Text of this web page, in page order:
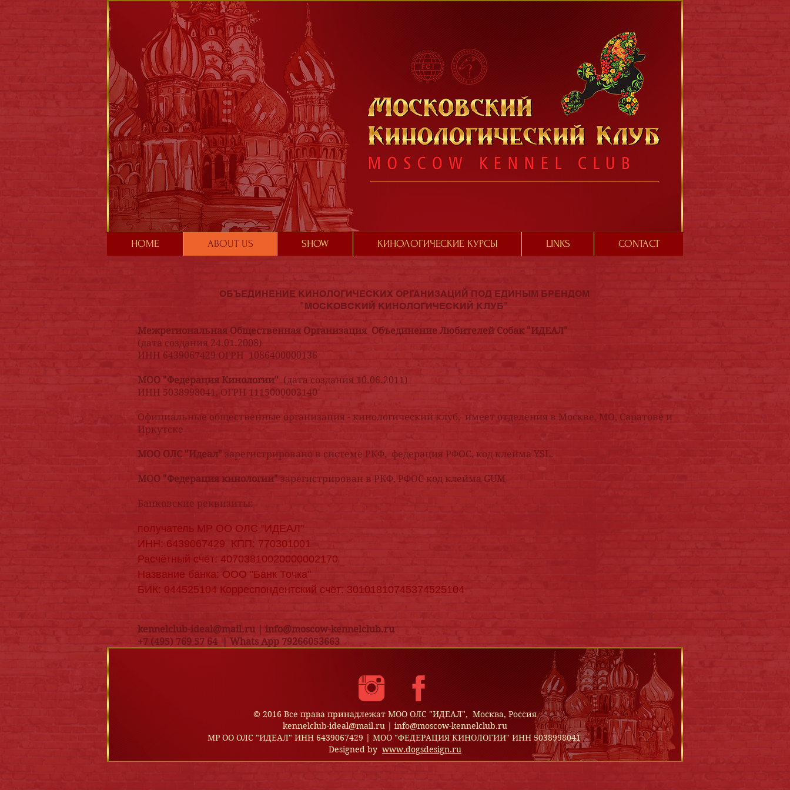
HOME ABOUT US SHOW КИНОЛОГИЧЕСКИЕ КУРСЫ LINKS CONTACT
ОБЪЕДИНЕНИЕ КИНОЛОГИЧЕСКИХ ОРГАНИЗАЦИЙ ПОД ЕДИНЫМ БРЕНДОМ
"МОСКОВСКИЙ КИНОЛОГИЧЕСКИЙ КЛУБ"
Межрегиональная Общественная Организация Объединение Любителей Собак "ИДЕАЛ"
(дата создания 24.01.2008)
ИНН 6439067429 ОГРН 1086400000136
МОО "Федерация Кинологии" (дата создания 10.06.2011)
ИНН 5038998041, ОГРН 1115000003140
Официальные общественные организация - кинологический клуб, имеет отделения в Москве, МО, Саратове и
Иркутске
МОО ОЛС "Идеал" зарегистрировано в системе РКФ, федерация РФОС, код клейма YSL.
МОО "Федерация кинологии" зарегистрирован в РКФ, РФОС код клейма GUM
Банковские реквизиты:
получатель МР ОО ОЛС "ИДЕАЛ"
ИНН: 6439067429 КПП: 770301001
Расчётный счёт: 40703810020000002170
Название банка: ООО "Банк Точка"
БИК: 044525104 Корреспондентский счёт: 30101810745374525104
kennelclub-ideal@mail.ru | info@moscow-kennelclub.ru
+7 (495) 769 57 64 | Whats App 79266053663
© 2016 Все права принадлежат МОО ОЛС "ИДЕАЛ", Москва, Россия
kennelclub-ideal@mail.ru | info@moscow-kennelclub.ru
МР ОО ОЛС "ИДЕАЛ" ИНН 6439067429 | МОО "ФЕДЕРАЦИЯ КИНОЛОГИИ" ИНН 5038998041
Designed by www.dogsdesign.ru